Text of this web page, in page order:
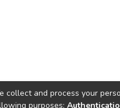
collect and process your
purposes: